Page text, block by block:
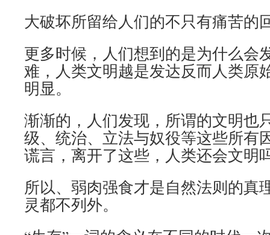
大破坏所留给人们的不只有痛苦的
更多时候，人们想到的是为什么会
难，人类文明越是发达反而人类原
明显。
渐渐的，人们发现，所谓的文明也
级、统治、立法与奴役等这些所有
谎言，离开了这些，人类还会文明
所以、弱肉强食才是自然法则的真
灵都不列外。